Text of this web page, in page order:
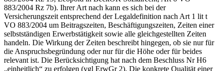
883/2004 Rz 7b). IhrerArt nach kann es sich bei der
Versicherungszeit entsprechend der Legaldefinition nach Art 1 lit t
VO 883/2004 um Beitragszeiten, Beschäftigungszeiten, Zeiten einer
selbstständigen Erwerbstätigkeit sowie alle gleichgestellten Zeiten
handeln. Die Wirkung der Zeiten beschreibt hingegen, ob sie nur für
die Anspruchsbegründung oder nur für die Höhe oder für beides
relevant ist. Die Berücksichtigung hat nach dem Beschluss Nr H6
„einheitlich“ zu erfolgen (vgl ErwGr 2). Die konkrete Qualität einer